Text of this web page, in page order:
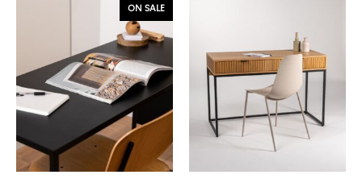
ON SALE
המקורי
היה:
₪1,090.
₪499.